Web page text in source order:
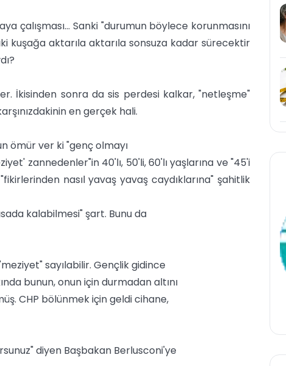
çalışması... Sanki "durumun böylece korunmasını
kuşağa aktarıla aktarıla sonsuza kadar sürecektir
İkisinden sonra da sis perdesi kalkar, "netleşme"
en gerçek hali.
ömür ver ki "genç olmayı
zannedenler"in 40'lı, 50'li, 60'lı yaşlarına ve "45'i
nasıl yavaş yavaş caydıklarına" şahitlik
kalabilmesi" şart. Bunu da
sayılabilir. Gençlik gidince
bunun, onun için durmadan altını
CHP bölünmek için geldi cihane,
diyen Başbakan Berlusconi'ye